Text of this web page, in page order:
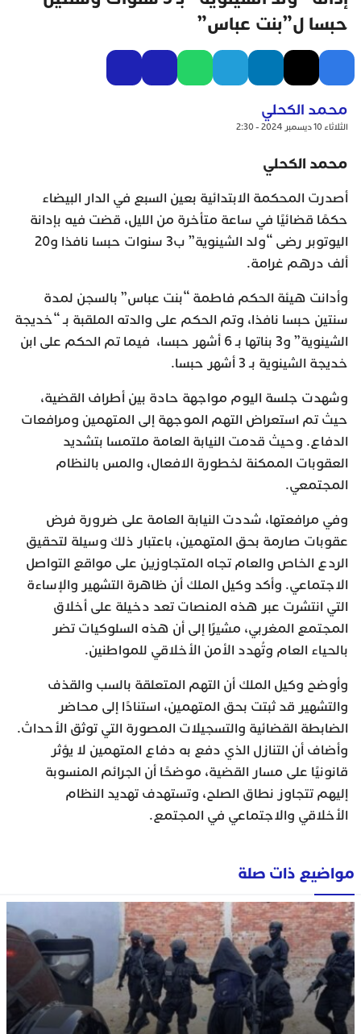
حبسا ل”بنت عباس”
محمد الكحلي
الثلاثاء 10 ديسمبر 2024 - 2:30
محمد الكحلي
أصدرت المحكمة الابتدائية بعين السبع في الدار البيضاء
حكمًا قضائيًا في ساعة متأخرة من الليل، قضت فيه بإدانة
اليوتوبر رضى “ولد الشينوية” ب3 سنوات حبسا نافذا و20
ألف درهم غرامة.
وأدانت هيئة الحكم فاطمة “بنت عباس” بالسجن لمدة
سنتين حبسا نافذا، وتم الحكم على والدته الملقبة بـ “خديجة
الشينوية” و3 بناتها بـ 6 أشهر حبسا، فيما تم الحكم على ابن
خديجة الشينوية بـ 3 أشهر حبسا.
وشهدت جلسة اليوم مواجهة حادة بين أطراف القضية،
حيث تم استعراض التهم الموجهة إلى المتهمين ومرافعات
الدفاع. وحيث قدمت النيابة العامة ملتمسا بتشديد
العقوبات الممكنة لخطورة الافعال، والمس بالنظام
المجتمعي.
وفي مرافعتها، شددت النيابة العامة على ضرورة فرض
عقوبات صارمة بحق المتهمين، باعتبار ذلك وسيلة لتحقيق
الردع الخاص والعام تجاه المتجاوزين على مواقع التواصل
الاجتماعي. وأكد وكيل الملك أن ظاهرة التشهير والإساءة
التي انتشرت عبر هذه المنصات تعد دخيلة على أخلاق
المجتمع المغربي، مشيرًا إلى أن هذه السلوكيات تضر
بالحياء العام وتُهدد الأمن الأخلاقي للمواطنين.
وأوضح وكيل الملك أن التهم المتعلقة بالسب والقذف
والتشهير قد ثبتت بحق المتهمين، استنادًا إلى محاضر
الضابطة القضائية والتسجيلات المصورة التي توثق الأحداث.
وأضاف أن التنازل الذي دفع به دفاع المتهمين لا يؤثر
قانونيًا على مسار القضية، موضحًا أن الجرائم المنسوبة
إليهم تتجاوز نطاق الصلح، وتستهدف تهديد النظام
الأخلاقي والاجتماعي في المجتمع.
مواضيع ذات صلة